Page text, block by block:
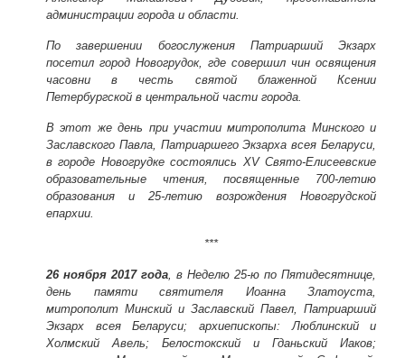
администрации города и области.
По завершении богослужения Патриарший Экзарх
посетил город Новогрудок, где совершил чин освящения
часовни в честь святой блаженной Ксении
Петербургской в центральной части города.
В этот же день при участии митрополита Минского и
Заславского Павла, Патриаршего Экзарха всея Беларуси,
в городе Новогрудке состоялись XV Свято-Елисеевские
образовательные чтения, посвященные 700-летию
образования и 25-летию возрождения Новогрудской
епархии.
***
26 ноября 2017 года, в Неделю 25-ю по Пятидесятнице,
день памяти святителя Иоанна Златоуста,
митрополит Минский и Заславский Павел, Патриарший
Экзарх всея Беларуси; архиепископы: Люблинский и
Холмский Авель; Белостокский и Гданьский Иаков;